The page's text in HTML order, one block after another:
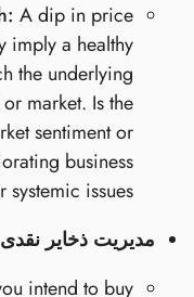
A dip in price
imply a healthy
the underlying
market. Is the
sentiment or
business
issues?
مدیریت ذخایر
intend to buy